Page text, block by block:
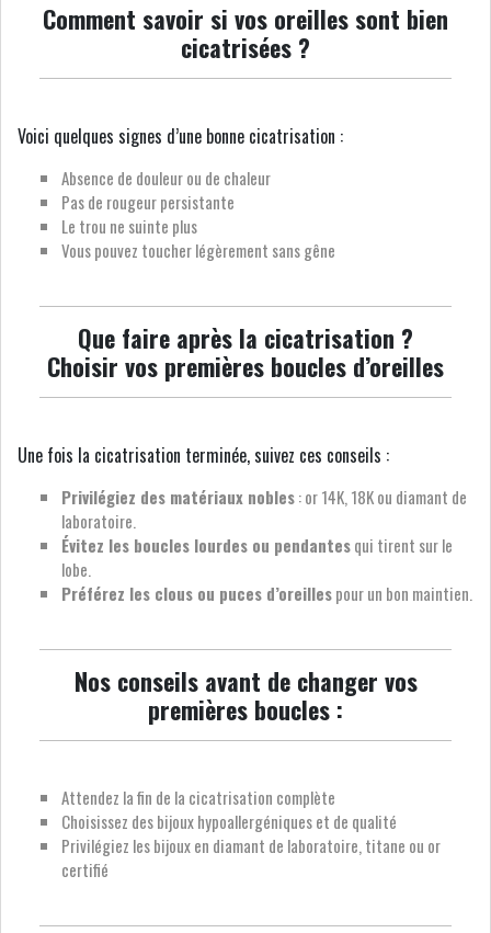
Comment savoir si vos oreilles sont bien
cicatrisées ?
Voici quelques signes d’une bonne cicatrisation :
Absence de douleur ou de chaleur
Pas de rougeur persistante
Le trou ne suinte plus
Vous pouvez toucher légèrement sans gêne
Que faire après la cicatrisation ?
Choisir vos premières boucles d’oreilles
Une fois la cicatrisation terminée, suivez ces conseils :
Privilégiez des matériaux nobles: or 14K, 18K ou diamant de
laboratoire.
Évitez les boucles lourdes ou pendantesqui tirent sur le
lobe.
Préférez les clous ou puces d’oreillespour un bon maintien.
Nos conseils avant de changer vos
premières boucles :
Attendez la fin de la cicatrisation complète
Choisissez des bijoux hypoallergéniques et de qualité
Privilégiez les bijoux en diamant de laboratoire, titane ou or
certifié